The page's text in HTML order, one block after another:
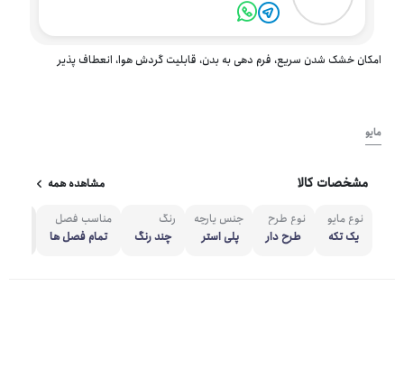
امکان خشک شدن سریع، فرم دهی به بدن، قابلیت گردش هوا، انعطاف پذیر
مایو
مشخصات کالا مشاهده همه
نوع مایو
یک تکه
نوع طرح
طرح دار
جنس پارچه
پلی استر
رنگ
چند رنگ
مناسب فصل
تمام فصل ها